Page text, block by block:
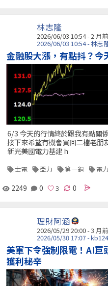
林志隆
2026/06/03 10:54 - 2 月前
2026/06/03 10:54 - 林志
金融股大漲，有點抖？今
6/3 今天的行情終於跟我有點關
接下來希望有機會買回二檔老朋
新光美國電力基建 h
士電 亞力 第一銅 電
2249 0 0
理財阿涵
2026/05/29 20:00 - 3 月前
2026/05/30 17:07 -
美軍下令強制限電！AI巨
獲利秘辛